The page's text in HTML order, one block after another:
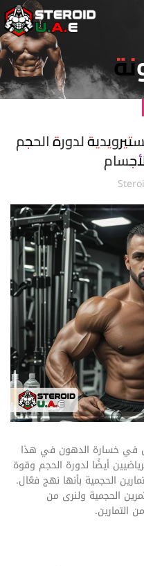
لدورة الحجم
في خسارة الدهون في هذا
أيضًا لدورة الحجم وقوة
الحجمية بأنها نهج فعّال.
الحجمية ولنرى من
التمارين.